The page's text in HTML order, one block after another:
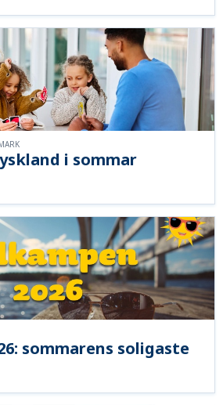
i sommar
sommarens soligaste